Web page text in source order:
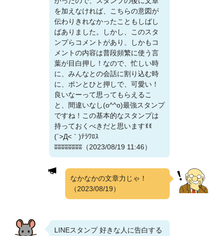
を加えなければ、こちらの意図が
伝わりきれなかったこともしばし
ばありました。しかし、このスタ
ンプらコメントがあり、しかもコ
メントの内容は普段頻繁に使う言
葉が目白押し！なので、忙しい時
に、みんなとの会話に割り込む時
に、ポンとひと押しで、可愛い！
良いなーって思ってもらえるこ
と、間違いなし(o^^o)最強スタンプ
ですね！この基本的なスタンプは
持っておくべきだと思いますꉂꉂ
(´>Д<｀)ﾃﾗﾜﾛｽ
ʬʬʬʬʬʬʬʬ（2023/08/19 11:46）
なかなかの文章力じゃ！
（2023/08/19）
LINEスタンプ 好きな人に告白する